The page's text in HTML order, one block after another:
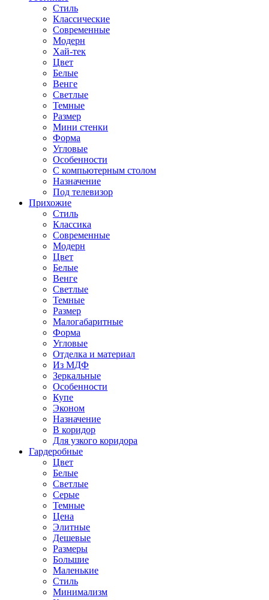
Стиль
Классические
Современные
Модерн
Хай-тек
Цвет
Белые
Венге
Светлые
Темные
Размер
Мини стенки
Форма
Угловые
Особенности
С компьютерным столом
Назначение
Под телевизор
Прихожие
Стиль
Классика
Современные
Модерн
Цвет
Белые
Венге
Светлые
Темные
Размер
Малогабаритные
Форма
Угловые
Отделка и материал
Из МДФ
Зеркальные
Особенности
Купе
Эконом
Назначение
В коридор
Для узкого коридора
Гардеробные
Цвет
Белые
Светлые
Серые
Темные
Цена
Элитные
Дешевые
Размеры
Большие
Маленькие
Стиль
Минимализм